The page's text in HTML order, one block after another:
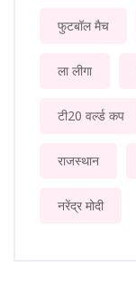
फुटबॉल मैच
ला लीगा
टी20 वर्ल्ड कप
राजस्थान
नरेंद्र मोदी